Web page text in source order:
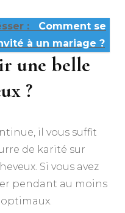
:
Comment se
à un mariage ?
une belle
?
il vous suffit
de karité sur
Si vous avez
pendant au moins